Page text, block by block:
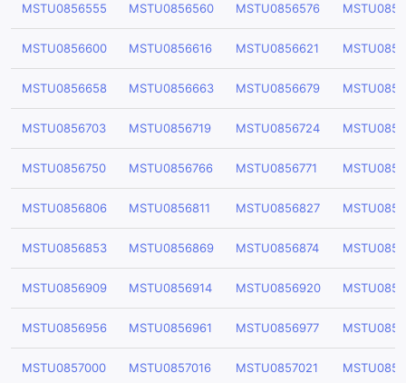
MSTU0856555 MSTU0856560 MSTU0856576
MSTU0856600 MSTU0856616 MSTU0856621
MSTU0856658 MSTU0856663 MSTU0856679
MSTU0856703 MSTU0856719 MSTU0856724
MSTU0856750 MSTU0856766 MSTU0856771
MSTU0856806 MSTU0856811 MSTU0856827
MSTU0856853 MSTU0856869 MSTU0856874
MSTU0856909 MSTU0856914 MSTU0856920
MSTU0856956 MSTU0856961 MSTU0856977
MSTU0857000 MSTU0857016 MSTU0857021